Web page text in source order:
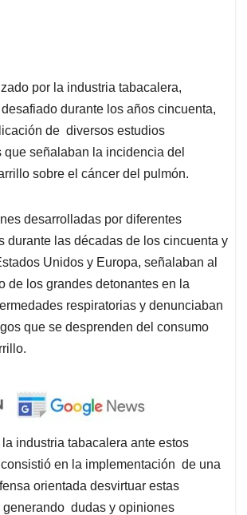
por la industria tabacalera,
durante los años cincuenta,
de diversos estudios
señalaban la incidencia del
sobre el cáncer del pulmón.
desarrolladas por diferentes
durante las décadas de los cincuenta y
Unidos y Europa, señalaban al
de los grandes detonantes en la
respiratorias y denunciaban
que se desprenden del consumo
la industria tabacalera ante estos
en la implementación de una
orientada desvirtuar estas
generando dudas y opiniones